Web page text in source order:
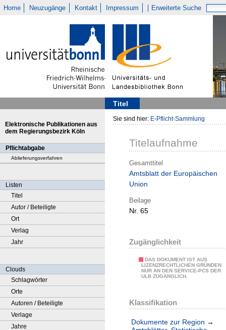
Home Neuzugänge Kontakt Impressum Erweiterte Suche
Titel
Elektronische Publikationen aus
dem Regierungsbezirk Köln
Pflichtabgabe
Ablieferungsverfahren
Listen
Titel
Autor / Beteiligte
Ort
Verlag
Jahr
Clouds
Schlagwörter
Orte
Autoren / Beteiligte
Verlage
Jahre
Sie sind hier: E-Pflicht-Sammlung
Titelaufnahme
Gesamttitel
Amtsblatt der Europäischen
Union
Beilage
Nr. 65
Zugänglichkeit
DAS DOKUMENT IST AUS
LIZENZRECHTLICHEN GRÜNDEN
NUR AN DEN SERVICE-PCS DER
ULB ZUGÄNGLICH.
Klassifikation
Dokumente zur Region →